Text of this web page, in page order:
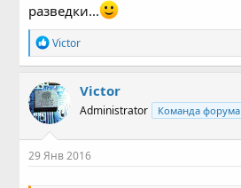
разведки...
Р
е
а
к
ц
и
и
:
Victor
Victor
Administrator Команда форума
29 Янв 2016